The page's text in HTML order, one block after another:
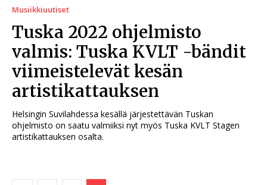
Musiikkiuutiset
Tuska 2022 ohjelmisto
valmis: Tuska KVLT -bändit
viimeistelevät kesän
artistikattauksen
Helsingin Suvilahdessa kesällä järjestettävän Tuskan
ohjelmisto on saatu valmiiksi nyt myös Tuska KVLT Stagen
artistikattauksen osalta.